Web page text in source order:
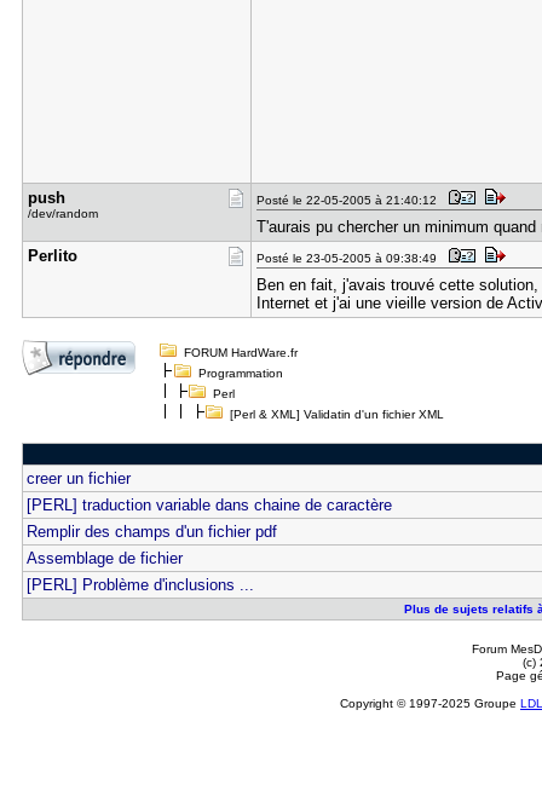
push
/dev/random
Posté le 22-05-2005 à 21:40:12
T'aurais pu chercher un minimum
Perlito
Posté le 23-05-2005 à 09:38:49
Ben en fait, j'avais trouvé cette
Internet et j'ai une vieille version de
FORUM HardWare.fr
Programmation
Perl
[Perl & XML] Validatin d'un fichier XML
creer un fichier
[PERL] traduction variable dans chaine de caractère
Remplir des champs d'un fichier pdf
Assemblage de fichier
[PERL] Problème d'inclusions ...
Plus de sujets relatifs
Forum
(c)
Page
Copyright © 1997-2025 Groupe